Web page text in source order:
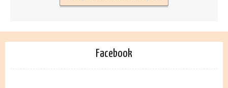
Facebook